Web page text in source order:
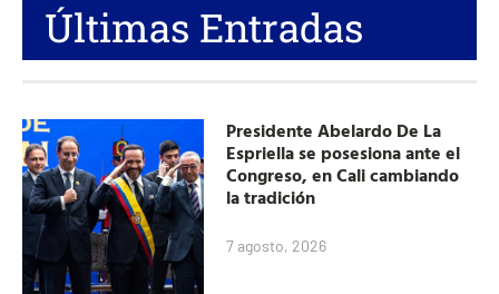
Últimas Entradas
Presidente Abelardo De La
Espriella se posesiona ante el
Congreso, en Cali cambiando
la tradición
7 agosto, 2026